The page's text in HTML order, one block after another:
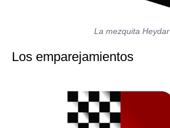
La mezquita Heydar
Los emparejamientos